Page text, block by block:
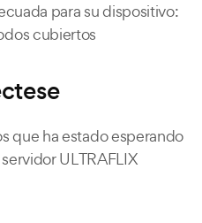
para su dispositivo:
cubiertos
que ha estado esperando
ULTRAFLIX